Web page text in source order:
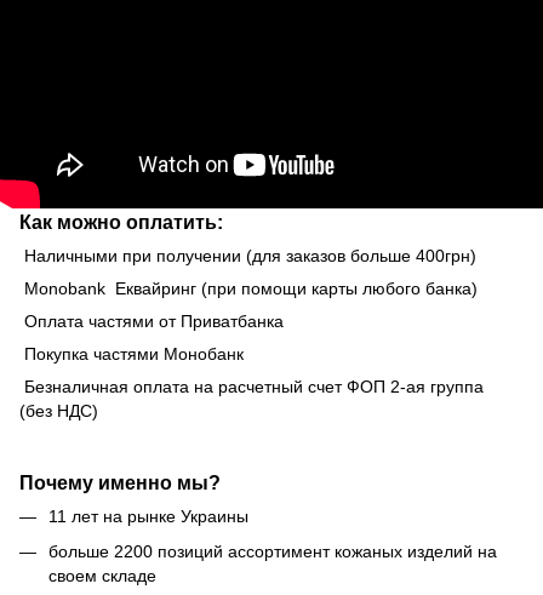
Как можно оплатить:
Наличными при получении (для заказов больше 400грн)
Monobank Еквайринг (при помощи карты любого банка)
Оплата частями от Приватбанка
Покупка частями Монобанк
Безналичная оплата на расчетный счет ФОП 2-ая группа
(без НДС)
Почему именно мы?
11 лет на рынке Украины
больше 2200 позиций ассортимент кожаных изделий на
своем складе